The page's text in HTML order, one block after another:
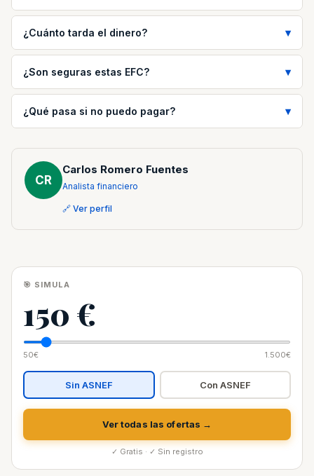
¿Cuánto tarda el dinero?
¿Son seguras estas EFC?
¿Qué pasa si no puedo pagar?
CR
Carlos Romero Fuentes
Analista financiero
🔗 Ver perfil
🎯 SIMULA
150 €
50€ 1.500€
Sin ASNEF Con ASNEF
Ver todas las ofertas →
✓ Gratis · ✓ Sin registro